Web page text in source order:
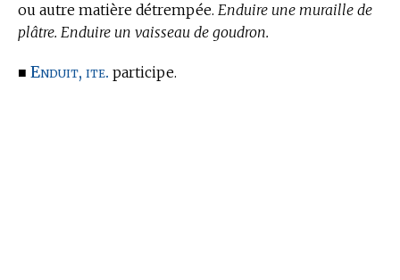
ou autre matière détrempée. Enduire une muraille de
plâtre. Enduire un vaisseau de goudron.
■ Enduit, ite. participe.